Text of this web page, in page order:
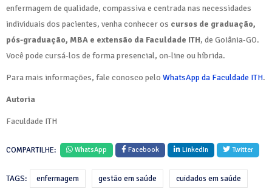
enfermagem de qualidade, compassiva e centrada nas necessidades
individuais dos pacientes, venha conhecer os cursos de graduação,
pós-graduação, MBA e extensão da Faculdade ITH, de Goiânia-GO.
Você pode cursá-los de forma presencial, on-line ou híbrida.
Para mais informações, fale conosco pelo WhatsApp da Faculdade ITH.
Autoria
Faculdade ITH
COMPARTILHE: WhatsApp Facebook LinkedIn Twitter
TAGS: enfermagem gestão em saúde cuidados em saúde